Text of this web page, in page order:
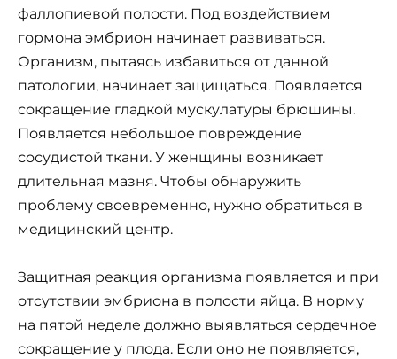
фаллопиевой полости. Под воздействием
гормона эмбрион начинает развиваться.
Организм, пытаясь избавиться от данной
патологии, начинает защищаться. Появляется
сокращение гладкой мускулатуры брюшины.
Появляется небольшое повреждение
сосудистой ткани. У женщины возникает
длительная мазня. Чтобы обнаружить
проблему своевременно, нужно обратиться в
медицинский центр.
Защитная реакция организма появляется и при
отсутствии эмбриона в полости яйца. В норму
на пятой неделе должно выявляться сердечное
сокращение у плода. Если оно не появляется,